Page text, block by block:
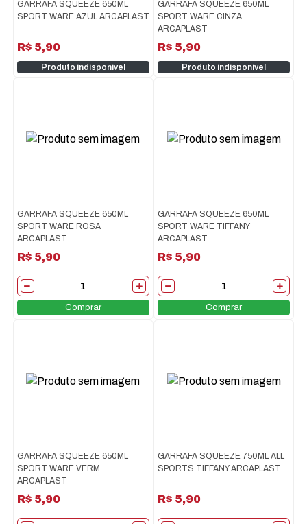
GARRAFA SQUEEZE 650ML
SPORT WARE AZUL ARCAPLAST
R$ 5,90
Produto indisponível
GARRAFA SQUEEZE 650ML
SPORT WARE CINZA
ARCAPLAST
R$ 5,90
Produto indisponível
GARRAFA SQUEEZE 650ML
SPORT WARE ROSA
ARCAPLAST
R$ 5,90
Comprar
GARRAFA SQUEEZE 650ML
SPORT WARE TIFFANY
ARCAPLAST
R$ 5,90
Comprar
GARRAFA SQUEEZE 650ML
SPORT WARE VERM
ARCAPLAST
R$ 5,90
GARRAFA SQUEEZE 750ML ALL
SPORTS TIFFANY ARCAPLAST
R$ 5,90